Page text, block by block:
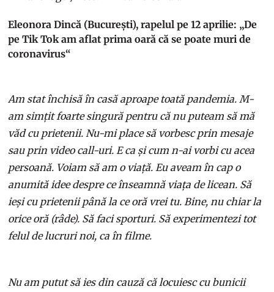
Eleonora Dincă (București), rapelul pe 12 aprilie: „De
pe Tik Tok am aflat prima oară că se poate muri de
coronavirus“
Am stat închisă în casă aproape toată pandemia. M-
am simțit foarte singură pentru că nu puteam să mă
văd cu prietenii. Nu-mi place să vorbesc prin mesaje
sau prin video call-uri. E ca și cum n-ai vorbi cu acea
persoană. Voiam să am o viață. Eu aveam în cap o
anumită idee despre ce înseamnă viața de licean. Să
ieși cu prietenii până la ce oră vrei tu. Bine, nu chiar la
orice oră (râde). Să faci sporturi. Să experimentezi tot
felul de lucruri noi, ca în filme.
Nu am putut să ies din cauză că locuiesc cu bunicii